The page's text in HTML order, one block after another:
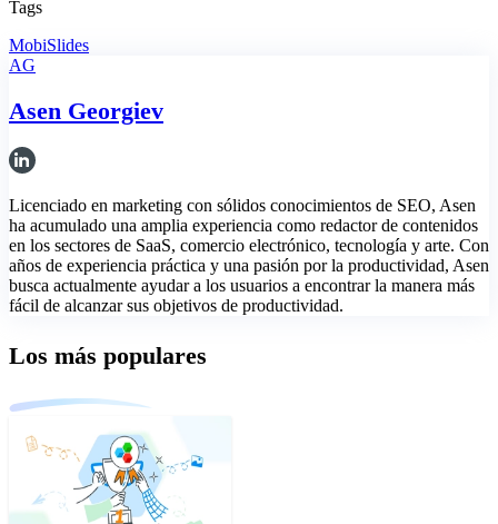
Tags
MobiSlides
AG
Asen Georgiev
Licenciado en marketing con sólidos conocimientos de SEO, Asen
ha acumulado una amplia experiencia como redactor de contenidos
en los sectores de SaaS, comercio electrónico, tecnología y arte. Con
años de experiencia práctica y una pasión por la productividad, Asen
busca actualmente ayudar a los usuarios a encontrar la manera más
fácil de alcanzar sus objetivos de productividad.
Los más populares